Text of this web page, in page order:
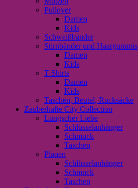
Pullover
Damen
Kids
Schweißbänder
Stirnbänder und Haargummis
Damen
Kids
T-Shirts
Damen
Kids
Taschen, Beutel, Rucksäcke
Zauberhafte City Collection
Lungscher Liebe
Schlüsselanhänger
Schmuck
Taschen
Plauen
Schlüsselanhänger
Schmuck
Taschen